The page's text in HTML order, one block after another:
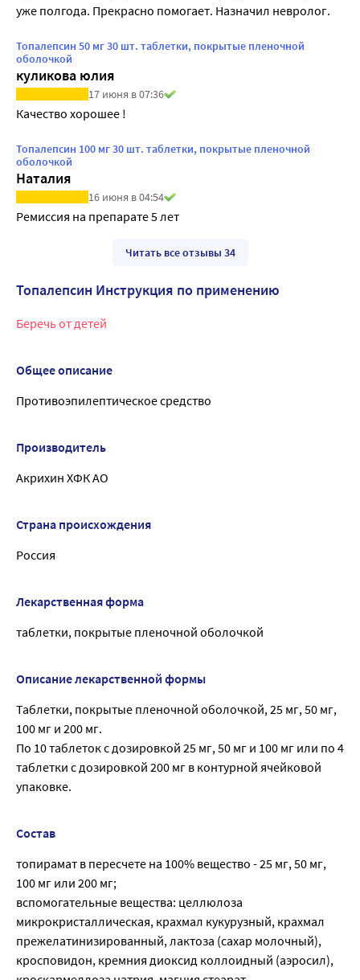
уже полгода. Прекрасно помогает. Назначил невролог.
Топалепсин 50 мг 30 шт. таблетки, покрытые пленочной
оболочкой
куликова юлия
17 июня в 07:36
Качество хорошее !
Топалепсин 100 мг 30 шт. таблетки, покрытые пленочной
оболочкой
Наталия
16 июня в 04:54
Ремиссия на препарате 5 лет
Читать все отзывы 34
Топалепсин Инструкция по применению
Беречь от детей
Общее описание
Противоэпилептическое средство
Производитель
Акрихин ХФК АО
Страна происхождения
Россия
Лекарственная форма
таблетки, покрытые пленочной оболочкой
Описание лекарственной формы
Таблетки, покрытые пленочной оболочкой, 25 мг, 50 мг,
100 мг и 200 мг.
По 10 таблеток с дозировкой 25 мг, 50 мг и 100 мг или по 4
таблетки с дозировкой 200 мг в контурной ячейковой
упаковке.
Состав
топирамат в пересчете на 100% вещество - 25 мг, 50 мг,
100 мг или 200 мг;
вспомогательные вещества: целлюлоза
микрокристаллическая, крахмал кукурузный, крахмал
прежелатинизированный, лактоза (сахар молочный),
кросповидон, кремния диоксид коллоидный (аэросил),